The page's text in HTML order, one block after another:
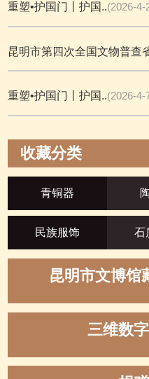
重塑•护国门丨护国..(2026-4-
昆明市第四次全国文物普查
重塑•护国门丨护国..(2026-4-
收藏分类
青铜器
民族服饰 石
昆明市文博馆
三维数